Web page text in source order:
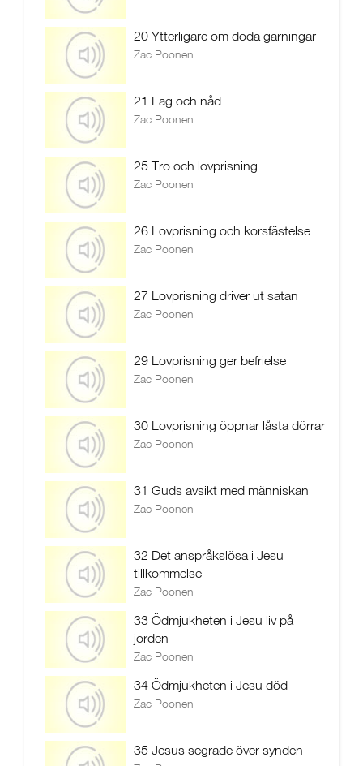
20 Ytterligare om döda gärningar
Zac Poonen
21 Lag och nåd
Zac Poonen
25 Tro och lovprisning
Zac Poonen
26 Lovprisning och korsfästelse
Zac Poonen
27 Lovprisning driver ut satan
Zac Poonen
29 Lovprisning ger befrielse
Zac Poonen
30 Lovprisning öppnar låsta dörrar
Zac Poonen
31 Guds avsikt med människan
Zac Poonen
32 Det anspråkslösa i Jesu
tillkommelse
Zac Poonen
33 Ödmjukheten i Jesu liv på
jorden
Zac Poonen
34 Ödmjukheten i Jesu död
Zac Poonen
35 Jesus segrade över synden